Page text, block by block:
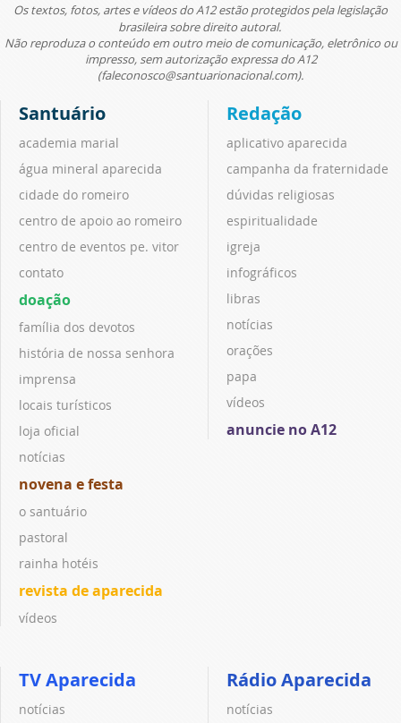
Os textos, fotos, artes e vídeos do A12 estão protegidos pela legislação
brasileira sobre direito autoral.
Não reproduza o conteúdo em outro meio de comunicação, eletrônico ou
impresso, sem autorização expressa do A12
(faleconosco@santuarionacional.com).
Santuário
academia marial
água mineral aparecida
cidade do romeiro
centro de apoio ao romeiro
centro de eventos pe. vitor
contato
doação
família dos devotos
história de nossa senhora
imprensa
locais turísticos
loja oficial
notícias
novena e festa
o santuário
pastoral
rainha hotéis
revista de aparecida
vídeos
Redação
aplicativo aparecida
campanha da fraternidade
dúvidas religiosas
espiritualidade
igreja
infográficos
libras
notícias
orações
papa
vídeos
anuncie no A12
TV Aparecida
notícias
Rádio Aparecida
notícias